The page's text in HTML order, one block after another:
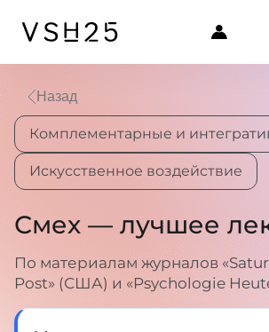
Назад
Комплементарные и
Искусственное воздействие
Смех — лучшее
По материалам журналов
Post» (США) и «Psychologie